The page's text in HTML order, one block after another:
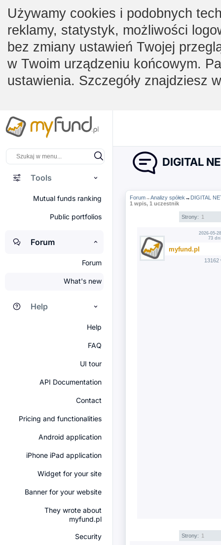
Używamy cookies i podobnych
reklamy, statystyk, możliwości
bez zmiany ustawień Twojej
w Twoim urządzeniu końcowym.
ustawienia. Szczegóły znajdziesz
Tools
Mutual funds ranking
Public portfolios
Forum
Forum
What's new
Help
Help
FAQ
UI tour
API Documentation
Contact
Pricing and functionalities
Android application
iPhone iPad application
Widget for your site
Banner for your website
They wrote about
myfund.pl
Security
DIGITAL
Forum→Analizy spółek → DIGITAL
1 wpis, 1 uczestnik
Strony: 1
2026-05-
73
myfund.pl
13162
Strony: 1